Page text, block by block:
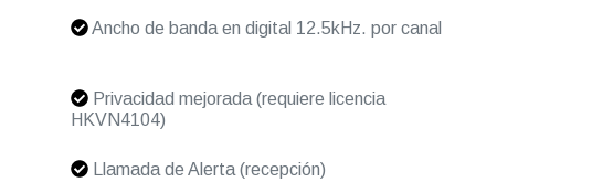
Ancho de banda en digital 12.5kHz. por canal
Privacidad mejorada (requiere licencia
HKVN4104)
Llamada de Alerta (recepción)